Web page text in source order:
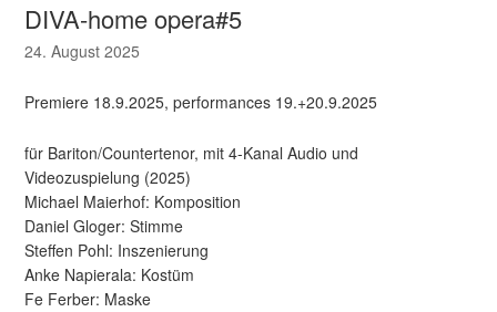
DIVA-home opera#5
24. August 2025
Premiere 18.9.2025, performances 19.+20.9.2025
für Bariton/Countertenor, mit 4-Kanal Audio und
Videozuspielung (2025)
Michael Maierhof: Komposition
Daniel Gloger: Stimme
Steffen Pohl: Inszenierung
Anke Napierala: Kostüm
Fe Ferber: Maske